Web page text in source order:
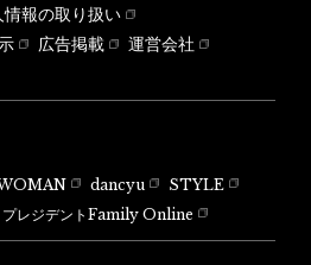
情報の取り扱い
広告掲載
運営会社
dancyu
STYLE
プレジデントFamily Online